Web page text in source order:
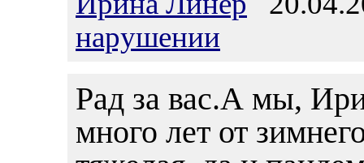
нарушении
Рад за вас.А мы,
много лет от